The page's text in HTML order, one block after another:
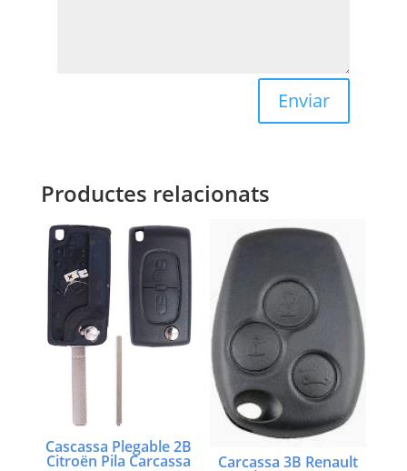
Enviar
Productes relacionats
Cascassa Plegable 2B
Citroën Pila Carcassa
Carcassa 3B Renault